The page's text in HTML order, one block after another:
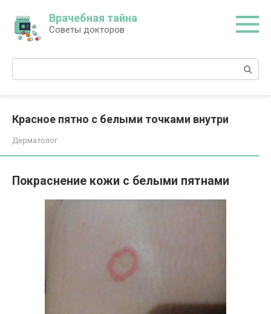
контенту
Врачебная тайна
Советы докторов
Поиск:
Красное пятно с белыми точками внутри
Дерматолог
Покраснение кожи с белыми пятнами